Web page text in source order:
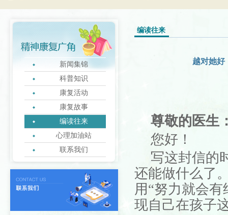
新闻集锦
科普知识
康复活动
康复故事
编读往来
心理加油站
联系我们
绿丝带志愿者协会
编读往来
越对她
尊敬的医生
您好！
写这封信的
还能做什么了
用 “努力就会
现自己在孩子